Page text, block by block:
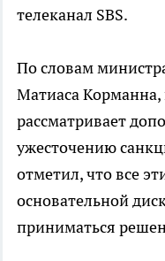
телеканал SBS.
По словам
Матиаса Корманна,
рассматривает
ужесточению
отметил, что все
основательной
приниматься